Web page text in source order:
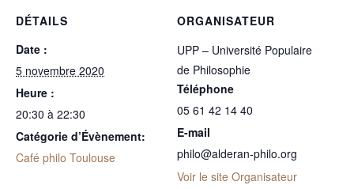
DÉTAILS
Date :
5 novembre 2020
Heure :
20:30 à 22:30
Catégorie d’Évènement:
Café philo Toulouse
ORGANISATEUR
UPP – Université Populaire
de Philosophie
Téléphone
05 61 42 14 40
E-mail
philo@alderan-philo.org
Voir le site Organisateur